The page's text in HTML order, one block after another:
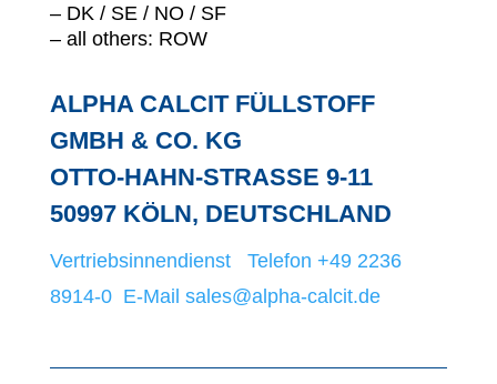
– DK / SE / NO / SF
– all others: ROW
ALPHA CALCIT FÜLLSTOFF
GMBH & CO. KG
OTTO-HAHN-STRASSE 9-11
50997 KÖLN, DEUTSCHLAND
Vertriebsinnendienst Telefon +49 2236
8914-0 E-Mail sales@alpha-calcit.de